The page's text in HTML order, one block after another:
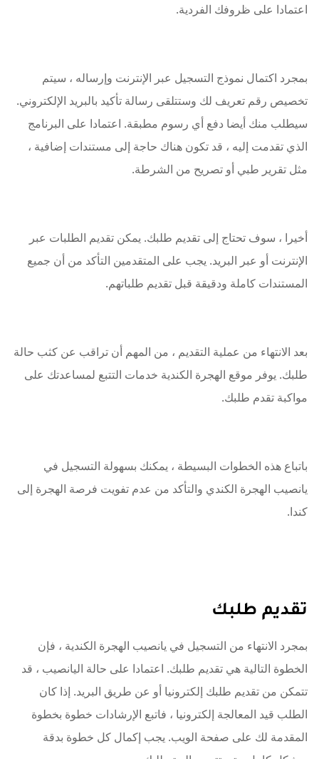
اعتمادا على ظروفك الفردية.
بمجرد اكتمال نموذج التسجيل عبر الإنترنت وإرساله ، سيتم
تخصيص رقم تعريف لك وستتلقى رسالة تأكيد بالبريد الإلكتروني.
سيطلب منك أيضا دفع أي رسوم مطبقة. اعتمادا على البرنامج
الذي تقدمت إليه ، قد تكون هناك حاجة إلى مستندات إضافية ،
مثل تقرير طبي أو تصريح من الشرطة.
أخيرا ، سوف تحتاج إلى تقديم طلبك. يمكن تقديم الطلبات عبر
الإنترنت أو عبر البريد. يجب على المتقدمين التأكد من أن جميع
المستندات كاملة ودقيقة قبل تقديم طلباتهم.
بعد الانتهاء من عملية التقديم ، من المهم أن تراقب عن كثب حالة
طلبك. يوفر موقع الهجرة الكندية خدمات التتبع لمساعدتك على
مواكبة تقدم طلبك.
باتباع هذه الخطوات البسيطة ، يمكنك بسهولة التسجيل في
يانصيب الهجرة الكندي والتأكد من عدم تفويت فرصة الهجرة إلى
كندا.
تقديم طلبك
بمجرد الانتهاء من التسجيل في يانصيب الهجرة الكندية ، فإن
الخطوة التالية هي تقديم طلبك. اعتمادا على حالة اليانصيب ، قد
تتمكن من تقديم طلبك إلكترونيا أو عن طريق البريد. إذا كان
الطلب قيد المعالجة إلكترونيا ، فاتبع الإرشادات خطوة بخطوة
المقدمة لك على صفحة الويب. يجب إكمال كل خطوة بدقة